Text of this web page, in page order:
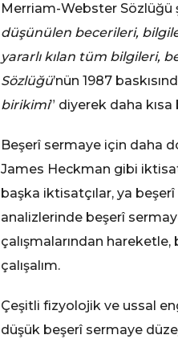
Merriam-Webster Sözlüğü
düşünülen becerileri,
yararlı kılan tüm bilgileri,
Sözlüğü’nün 1987
birikimi” diyerek daha
Beşerî sermaye için daha
James Heckman gibi
başka iktisatçılar, ya
analizlerinde beşerî
çalışmalarından
çalışalım.
Çeşitli fizyolojik ve ussal
düşük beşerî sermaye